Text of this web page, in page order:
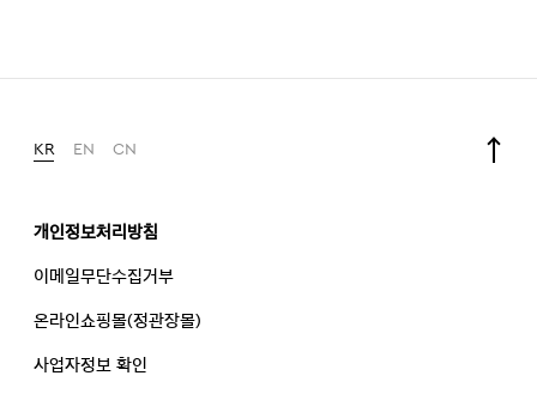
KR EN CN
개인정보처리방침
이메일무단수집거부
온라인쇼핑몰(정관장몰)
사업자정보 확인